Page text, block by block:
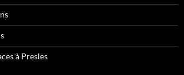
à Presles